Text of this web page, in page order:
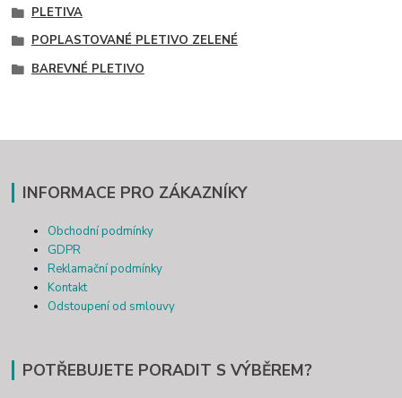
PLETIVA
POPLASTOVANÉ PLETIVO ZELENÉ
BAREVNÉ PLETIVO
INFORMACE PRO ZÁKAZNÍKY
Obchodní podmínky
GDPR
Reklamační podmínky
Kontakt
Odstoupení od smlouvy
POTŘEBUJETE PORADIT S VÝBĚREM?